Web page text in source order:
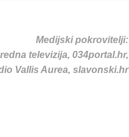
Medijski pokrovitelji:
televizija, 034portal.hr,
Vallis Aurea, slavonski.hr